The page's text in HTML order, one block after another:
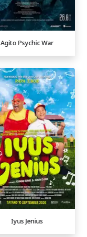
Agito Psychic War
Iyus Jenius